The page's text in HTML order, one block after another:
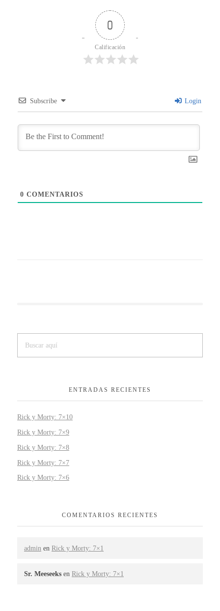
0
Calificación
Subscribe Login
0 COMENTARIOS
ENTRADAS RECIENTES
Rick y Morty: 7×10
Rick y Morty: 7×9
Rick y Morty: 7×8
Rick y Morty: 7×7
Rick y Morty: 7×6
COMENTARIOS RECIENTES
admin en Rick y Morty: 7×1
Sr. Meeseeks en Rick y Morty: 7×1